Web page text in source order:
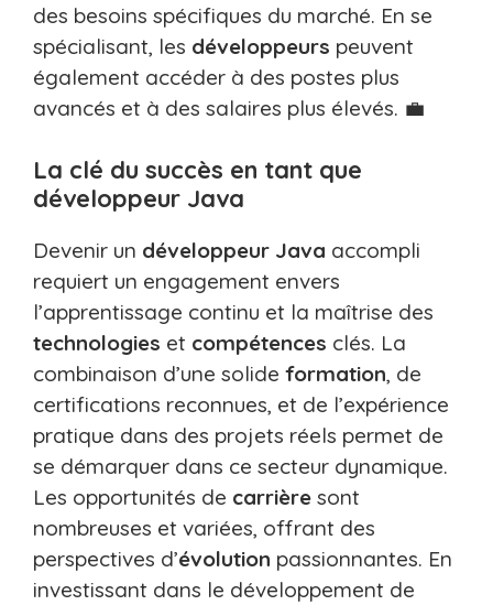
des besoins spécifiques du marché. En se
spécialisant, les développeurs peuvent
également accéder à des postes plus
avancés et à des salaires plus élevés. 💼
La clé du succès en tant que
développeur Java
Devenir un développeur Java accompli
requiert un engagement envers
l’apprentissage continu et la maîtrise des
technologies et compétences clés. La
combinaison d’une solide formation, de
certifications reconnues, et de l’expérience
pratique dans des projets réels permet de
se démarquer dans ce secteur dynamique.
Les opportunités de carrière sont
nombreuses et variées, offrant des
perspectives d’évolution passionnantes. En
investissant dans le développement de